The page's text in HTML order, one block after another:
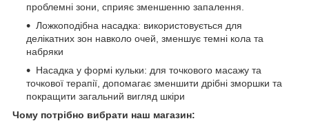
проблемні зони, сприяє зменшенню запалення.
Ложкоподібна насадка: використовується для
делікатних зон навколо очей, зменшує темні кола та
набряки
Насадка у формі кульки: для точкового масажу та
точкової терапії, допомагає зменшити дрібні зморшки та
покращити загальний вигляд шкіри
Чому потрібно вибрати наш магазин: